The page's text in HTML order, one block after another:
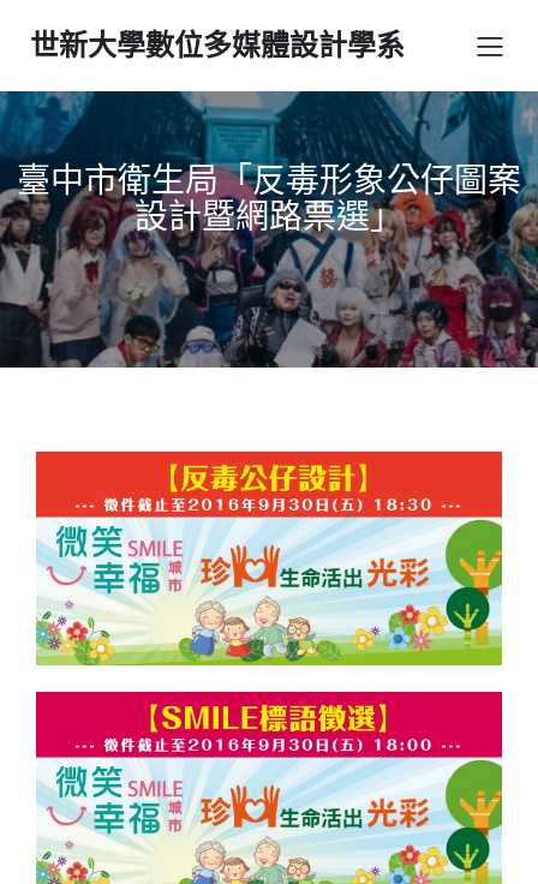
世新大學數位多媒體設計學系
臺中市衛生局「反毒形象公仔圖案
設計暨網路票選」